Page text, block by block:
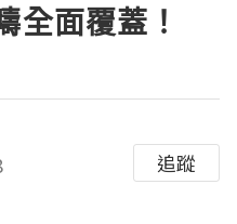
全面覆蓋！
追蹤